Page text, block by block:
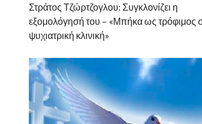
Στράτος Τζώρτζογλου: Συγκλονίζει η
εξομολόγησή του – «Μπήκα ως τρόφιμος
ψυχιατρική κλινική»